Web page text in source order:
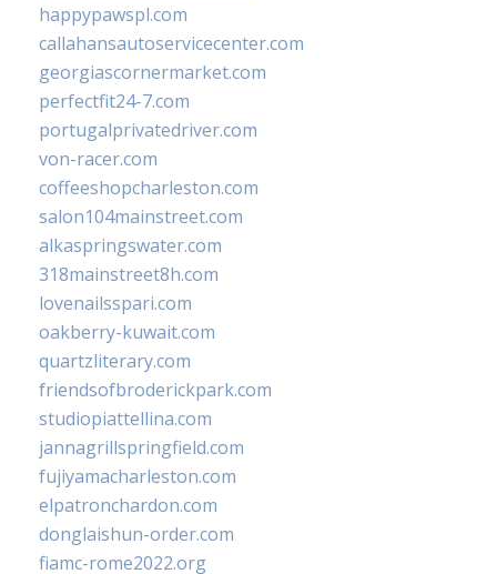
happypawspl.com
callahansautoservicecenter.com
georgiascornermarket.com
perfectfit24-7.com
portugalprivatedriver.com
von-racer.com
coffeeshopcharleston.com
salon104mainstreet.com
alkaspringswater.com
318mainstreet8h.com
lovenailsspari.com
oakberry-kuwait.com
quartzliterary.com
friendsofbroderickpark.com
studiopiattellina.com
jannagrillspringfield.com
fujiyamacharleston.com
elpatronchardon.com
donglaishun-order.com
fiamc-rome2022.org